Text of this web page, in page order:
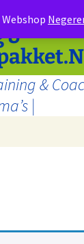
Webshop|
&
&
|